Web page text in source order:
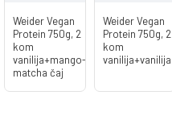
Weider Vegan
Protein 750g, 2
kom
vanilija+mango-
matcha čaj
Weider Vegan
Protein 750g, 2
kom
vanilija+vanilija